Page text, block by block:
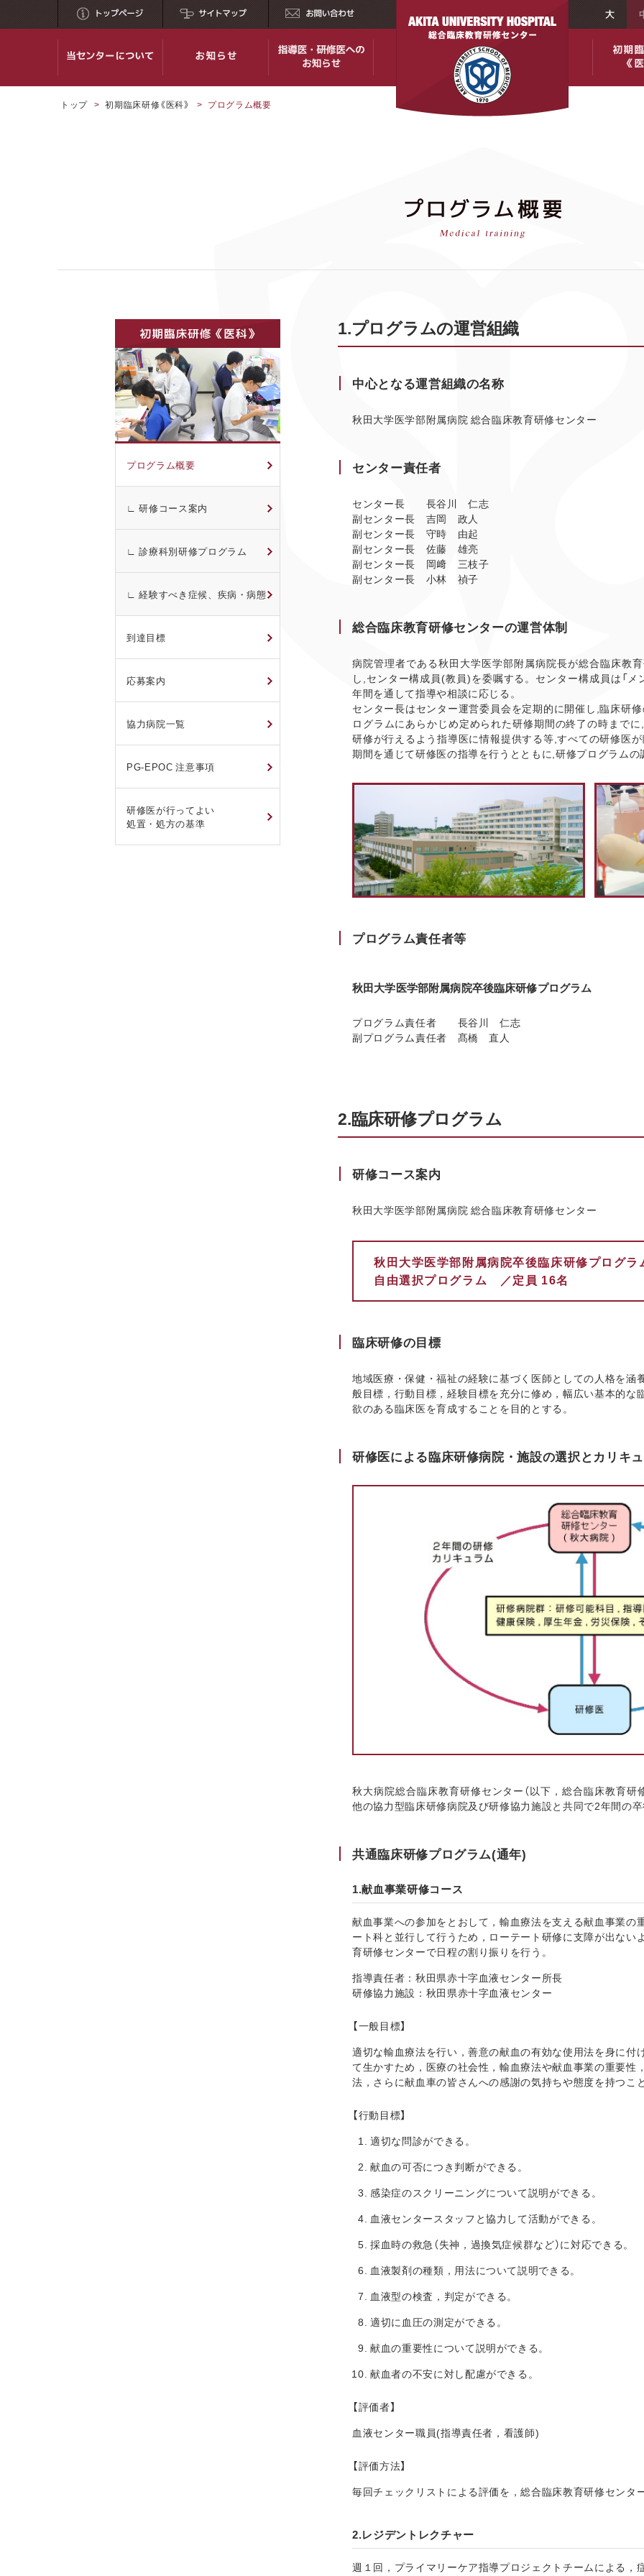
トップ > 初期臨床研修《医科》 > プログラム概要
1.プログラムの運営組織
中心となる運営組織の名称
秋田大学医学部附属病院 総合臨床教育研修センター
センター責任者
センター長 長谷川 仁志
副センター長 吉岡 政人
副センター長 守時 由起
副センター長 佐藤 雄亮
副センター長 岡﨑 三枝子
副センター長 小林 禎子
総合臨床教育研修センターの運営体制
病院管理者である秋田大学医学部附属病院長が総合臨床教
し,センター構成員(教員)を委嘱する。センター構成員は「
年間を通して指導や相談に応じる。
センター長はセンター運営委員会を定期的に開催し,臨床研
ログラムにあらかじめ定められた研修期間の終了の時まで
研修が行えるよう指導医に情報提供する等,すべての研修医
期間を通じて研修医の指導を行うとともに,研修プログラムの
プログラム責任者等
秋田大学医学部附属病院卒後臨床研修プログラム
プログラム責任者 長谷川 仁志
副プログラム責任者 髙橋 直人
2.臨床研修プログラム
研修コース案内
秋田大学医学部附属病院 総合臨床教育研修センター
秋田大学医学部附属病院卒後臨床研修プログラ
自由選択プログラム ／定員 16名
臨床研修の目標
地域医療・保健・福祉の経験に基づく医師としての人格を涵
般目標，行動目標，経験目標を充分に修め，幅広い基本的な
欲のある臨床医を育成することを目的とする。
研修医による臨床研修病院・施設の選択とカリキ
秋大病院総合臨床教育研修センター（以下，総合臨床教育研
他の協力型臨床研修病院及び研修協力施設と共同で2年間の
共通臨床研修プログラム(通年)
1.献血事業研修コース
献血事業への参加をとおして，輸血療法を支える献血事業の
ート科と並行して行うため，ローテート研修に支障が出な
育研修センターで日程の割り振りを行う。
指導責任者：秋田県赤十字血液センター所長
研修協力施設：秋田県赤十字血液センター
【一般目標】
適切な輸血療法を行い，善意の献血の有効な使用法を身に付
て生かすため，医療の社会性，輸血療法や献血事業の重要
法，さらに献血車の皆さんへの感謝の気持ちや態度を持つこ
【行動目標】
適切な問診ができる。
献血の可否につき判断ができる。
感染症のスクリーニングについて説明ができる。
血液センタースタッフと協力して活動ができる。
採血時の救急（失神，過換気症候群など）に対応できる。
血液製剤の種類，用法について説明できる。
血液型の検査，判定ができる。
適切に血圧の測定ができる。
献血の重要性について説明ができる。
献血者の不安に対し配慮ができる。
【評価者】
血液センター職員(指導責任者，看護師)
【評価方法】
毎回チェックリストによる評価を，総合臨床教育研修センタ
2.レジデントレクチャー
週１回，プライマリーケア指導プロジェクトチームによる，
プログラム概要
∟ 研修コース案内
∟ 診療科別研修プログラム
∟ 経験すべき症候、疾病・病態
到達目標
応募案内
協力病院一覧
PG-EPOC 注意事項
研修医が行ってよい
処置・処方の基準